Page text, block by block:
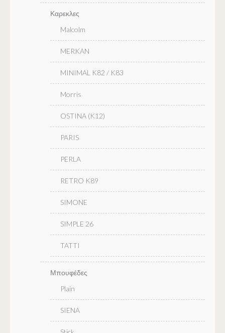
Καρεκλες
Malcolm
MERKAN
MINIMAL K82 / K83
Morris
OSTINA (K12)
PARIS
PERLA
RETRO K89
SIMONE
SIMPLE 26
TATTI
Μπουφέδες
Plain
SIENA